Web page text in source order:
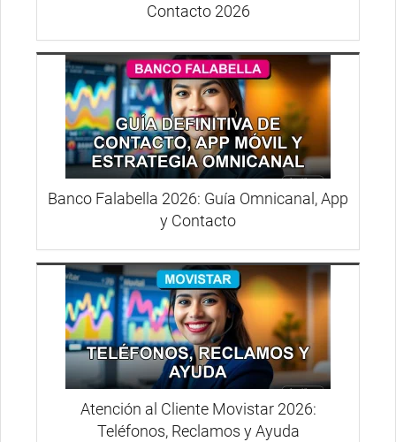
Contacto 2026
Banco Falabella 2026: Guía Omnicanal, App
y Contacto
Atención al Cliente Movistar 2026:
Teléfonos, Reclamos y Ayuda